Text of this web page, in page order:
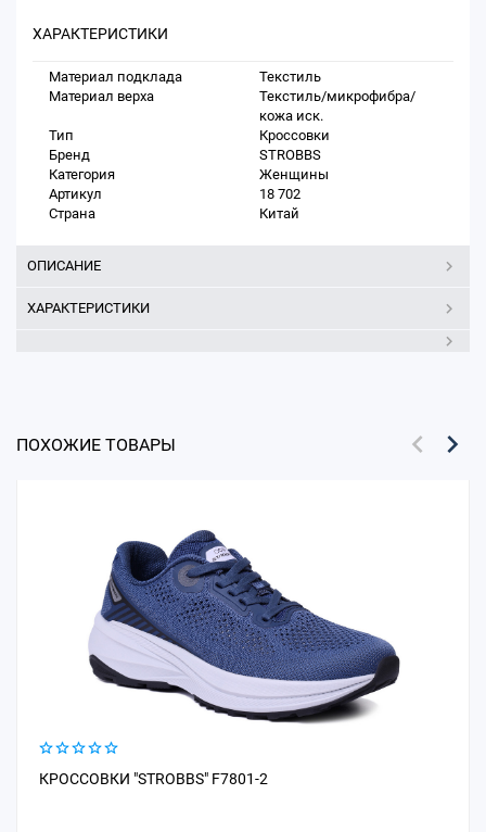
ХАРАКТЕРИСТИКИ
Материал подклада
Текстиль
Материал верха
Текстиль/микрофибра/
кожа иск.
Тип
Кроссовки
Бренд
STROBBS
Категория
Женщины
Артикул
18 702
Страна
Китай
ОПИСАНИЕ
ХАРАКТЕРИСТИКИ
ПОХОЖИЕ ТОВАРЫ
КРОССОВКИ "STROBBS" F7801-2